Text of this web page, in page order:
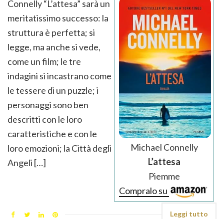
Michael Connelly
L’attesa
Piemme
Compralo su
Connelly “L’attesa” sarà un
meritatissimo successo: la
struttura è perfetta; si
legge, ma anche si vede,
come un film; le tre
indagini si incastrano come
le tessere di un puzzle; i
personaggi sono ben
descritti con le loro
caratteristiche e con le
loro emozioni; la Città degli
Angeli […]
Leggi tutto